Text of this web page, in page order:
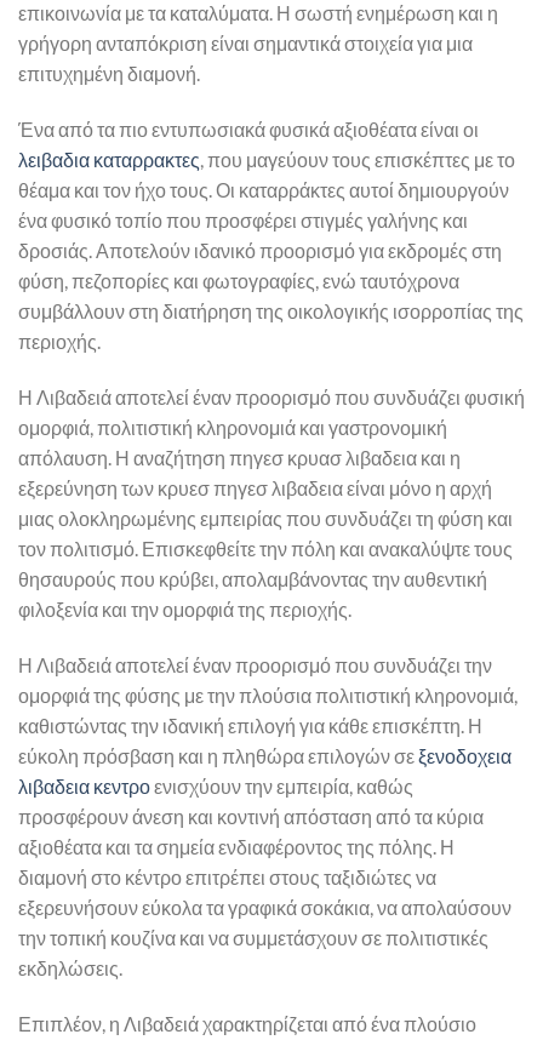
επικοινωνία με τα καταλύματα. Η σωστή ενημέρωση και η
γρήγορη ανταπόκριση είναι σημαντικά στοιχεία για μια
επιτυχημένη διαμονή.
Ένα από τα πιο εντυπωσιακά φυσικά αξιοθέατα είναι οι
λειβαδια καταρρακτες, που μαγεύουν τους επισκέπτες με το
θέαμα και τον ήχο τους. Οι καταρράκτες αυτοί δημιουργούν
ένα φυσικό τοπίο που προσφέρει στιγμές γαλήνης και
δροσιάς. Αποτελούν ιδανικό προορισμό για εκδρομές στη
φύση, πεζοπορίες και φωτογραφίες, ενώ ταυτόχρονα
συμβάλλουν στη διατήρηση της οικολογικής ισορροπίας της
περιοχής.
Η Λιβαδειά αποτελεί έναν προορισμό που συνδυάζει φυσική
ομορφιά, πολιτιστική κληρονομιά και γαστρονομική
απόλαυση. Η αναζήτηση πηγεσ κρυασ λιβαδεια και η
εξερεύνηση των κρυεσ πηγεσ λιβαδεια είναι μόνο η αρχή
μιας ολοκληρωμένης εμπειρίας που συνδυάζει τη φύση και
τον πολιτισμό. Επισκεφθείτε την πόλη και ανακαλύψτε τους
θησαυρούς που κρύβει, απολαμβάνοντας την αυθεντική
φιλοξενία και την ομορφιά της περιοχής.
Η Λιβαδειά αποτελεί έναν προορισμό που συνδυάζει την
ομορφιά της φύσης με την πλούσια πολιτιστική κληρονομιά,
καθιστώντας την ιδανική επιλογή για κάθε επισκέπτη. Η
εύκολη πρόσβαση και η πληθώρα επιλογών σεξενοδοχεια
λιβαδεια κεντροενισχύουν την εμπειρία, καθώς
προσφέρουν άνεση και κοντινή απόσταση από τα κύρια
αξιοθέατα και τα σημεία ενδιαφέροντος της πόλης. Η
διαμονή στο κέντρο επιτρέπει στους ταξιδιώτες να
εξερευνήσουν εύκολα τα γραφικά σοκάκια, να απολαύσουν
την τοπική κουζίνα και να συμμετάσχουν σε πολιτιστικές
εκδηλώσεις.
Επιπλέον, η Λιβαδειά χαρακτηρίζεται από ένα πλούσιο